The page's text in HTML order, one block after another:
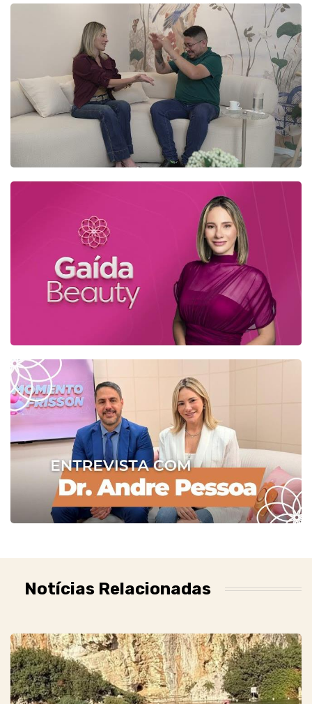
Notícias Relacionadas